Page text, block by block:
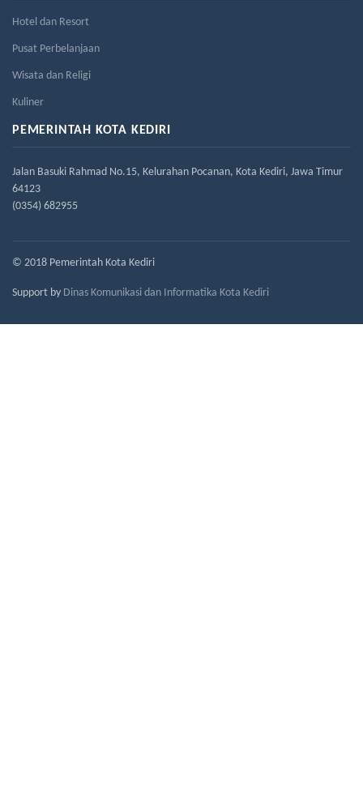
Hotel dan Resort
Pusat Perbelanjaan
Wisata dan Religi
Kuliner
PEMERINTAH KOTA KEDIRI
Jalan Basuki Rahmad No.15, Kelurahan Pocanan, Kota Kediri, Jawa Timur
64123
(0354) 682955
© 2018 Pemerintah Kota Kediri
Support by Dinas Komunikasi dan Informatika Kota Kediri